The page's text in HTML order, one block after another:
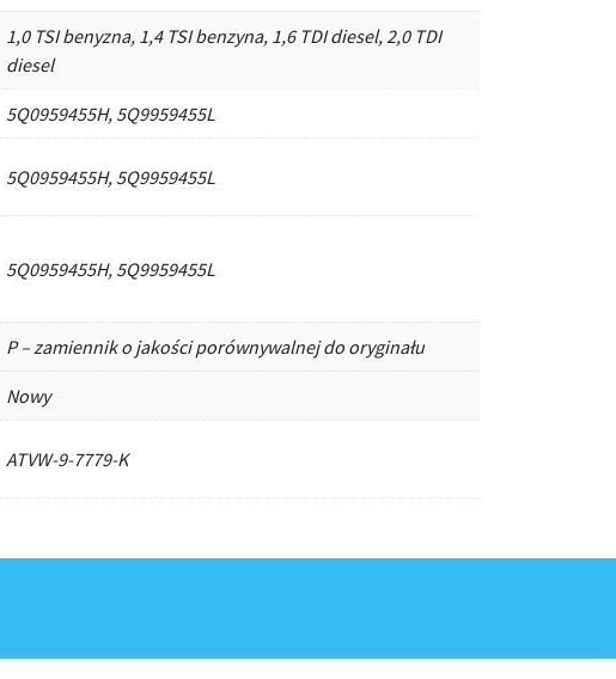
1,0 TSI benyzna, 1,4 TSI benzyna, 1,6 TDI diesel, 2,0 TDI
diesel
5Q0959455H, 5Q9959455L
5Q0959455H, 5Q9959455L
5Q0959455H, 5Q9959455L
P – zamiennik o jakości porównywalnej do oryginału
Nowy
ATVW-9-7779-K